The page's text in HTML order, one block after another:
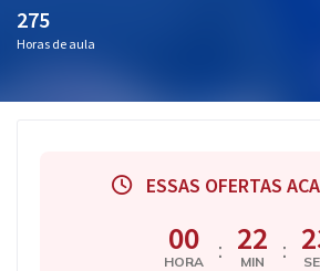
Blog
275
Horas de aula
ESSAS OFERTAS
00
HORA : 22
MIN :